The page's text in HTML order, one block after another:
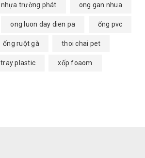
nhựa trường phát ong gan nhua
ong luon day dien pa ống pvc
ống ruột gà thoi chai pet
tray plastic xốp foaom